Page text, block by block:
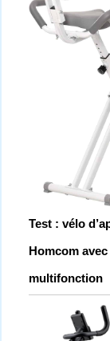
Test : vélo
Homcom
multifonction